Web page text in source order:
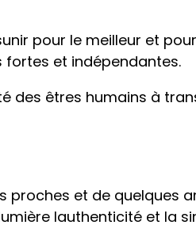
pour le meilleur et pour
fortes et indépendantes.
des êtres humains à
proches et de quelques
lauthenticité et la